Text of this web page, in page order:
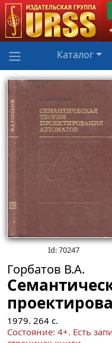
Каталог
Id: 70247
Горбатов В.А.
1979. 264 с.
Состояние: 4+. Есть